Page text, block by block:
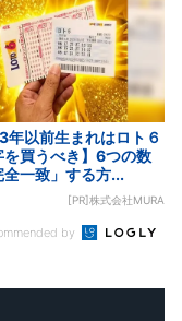
年以前生まれはロト６
を買うべき】6つの数
全一致」する方...
[PR]株式会社MURA
by